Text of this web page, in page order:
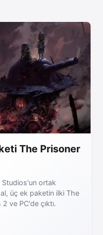
The Prisoner
ortak
üç ek paketin ilki The
ve PC'de çıktı.